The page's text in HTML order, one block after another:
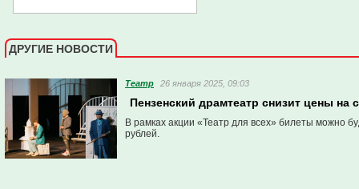
ДРУГИЕ НОВОСТИ
Театр 26 января 2025, 09:03
Пензенский драмтеатр снизит цены на
В рамках акции «Театр для всех» билеты можно
рублей.